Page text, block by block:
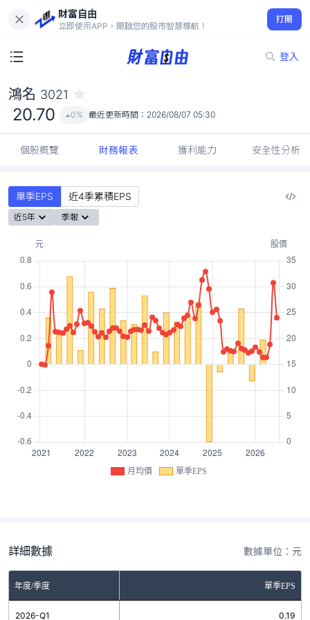
財富自由
立即使用APP，開啟您的股市智慧導航！
打開
登入
20.70
0%
鴻名 3021
20.70 0% 最近更新時間： 2026/08/07 05:30
個股概覽 財務報表 獲利能力 安全性分析
單季EPS 近4季累積EPS
近5年 季報
月均價 單季EPS
詳細數據 數據單位：元
年度/季度 單季EPS
2026-Q1 0.19